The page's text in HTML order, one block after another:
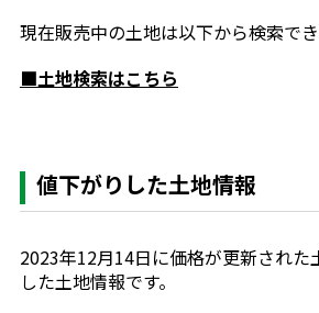
現在販売中の土地は以下から検索でき
■土地検索はこちら
値下がりした土地情報
2023年12月14日に価格が更新された
した土地情報です。